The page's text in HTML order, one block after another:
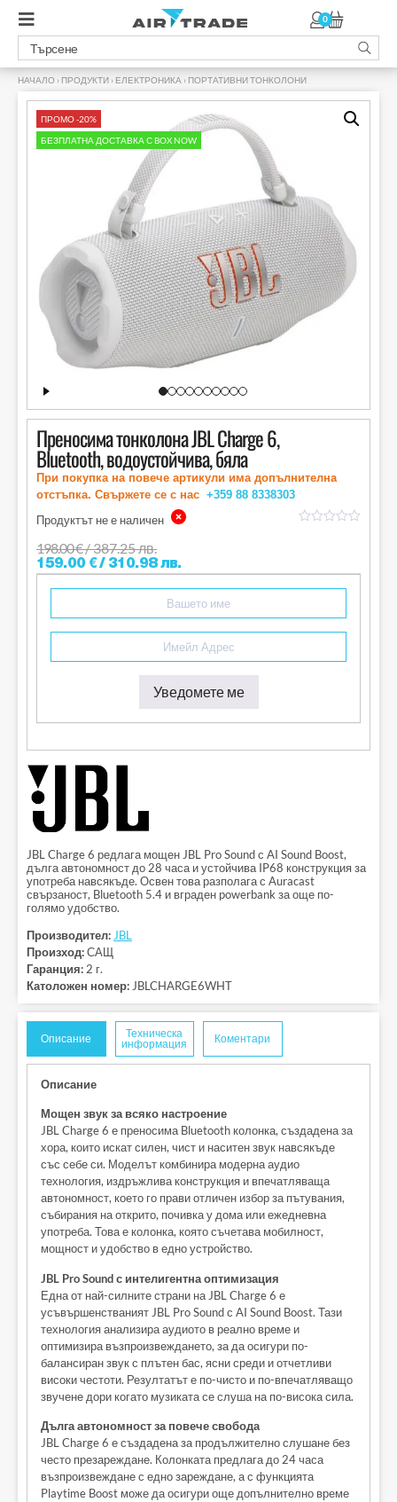
0
НАЧАЛО › ПРОДУКТИ › ЕЛЕКТРОНИКА › ПОРТАТИВНИ ТОНКОЛОНИ
ПРОМО -20%
БЕЗПЛАТНА ДОСТАВКА С BOX NOW
Преносима тонколона JBL Charge 6,
Bluetooth, водоустойчива, бяла
При покупка на повече артикули има допълнителна
отстъпка. Свържете се с нас +359 88 8338303
Продуктът не е наличен
198.00€/ 387.25 лв.
159.00 €/ 310.98 лв.
Уведомете ме
JBL Charge 6 редлага мощен JBL Pro Sound с AI Sound Boost,
дълга автономност до 28 часа и устойчива IP68 конструкция за
употреба навсякъде. Освен това разполага с Auracast
свързаност, Bluetooth 5.4 и вграден powerbank за още по-
голямо удобство.
Производител:JBL
Произход:САЩ
Гаранция:2 г.
Католожен номер:JBLCHARGE6WHT
Описание
Техническа
информация
Коментари
Описание
Мощен звук за всяко настроение
JBL Charge 6 е преносима Bluetooth колонка, създадена за
хора, които искат силен, чист и наситен звук навсякъде
със себе си. Моделът комбинира модерна аудио
технология, издръжлива конструкция и впечатляваща
автономност, което го прави отличен избор за пътувания,
събирания на открито, почивка у дома или ежедневна
употреба. Това е колонка, която съчетава мобилност,
мощност и удобство в едно устройство.
JBL Pro Sound с интелигентна оптимизация
Една от най-силните страни на JBL Charge 6 е
усъвършенстваният JBL Pro Sound с AI Sound Boost. Тази
технология анализира аудиото в реално време и
оптимизира възпроизвеждането, за да осигури по-
балансиран звук с плътен бас, ясни среди и отчетливи
високи честоти. Резултатът е по-чисто и по-впечатляващо
звучене дори когато музиката се слуша на по-висока сила.
Дълга автономност за повече свобода
JBL Charge 6 е създадена за продължително слушане без
често презареждане. Колонката предлага до 24 часа
възпроизвеждане с едно зареждане, а с функцията
Playtime Boost може да осигури още допълнително време